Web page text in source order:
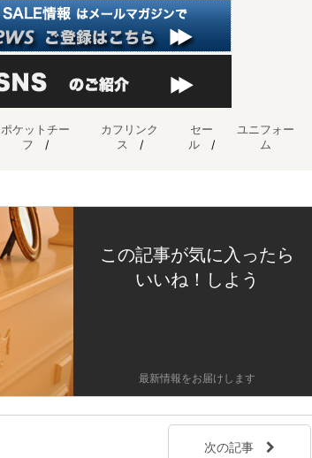
ポケットチー
フ /
カフリンク
ス /
セー
ル/
ユニフォー
ム
この記事が気に入ったら
いいね！しよう
最新情報をお届けします
次の記事